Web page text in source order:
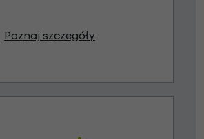
Poznaj szczegóły